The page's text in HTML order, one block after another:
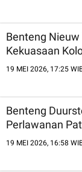
Benteng
Kekuasaan
19 MEI 2026, 17:25
Benteng
Perlawanan
19 MEI 2026, 16:58